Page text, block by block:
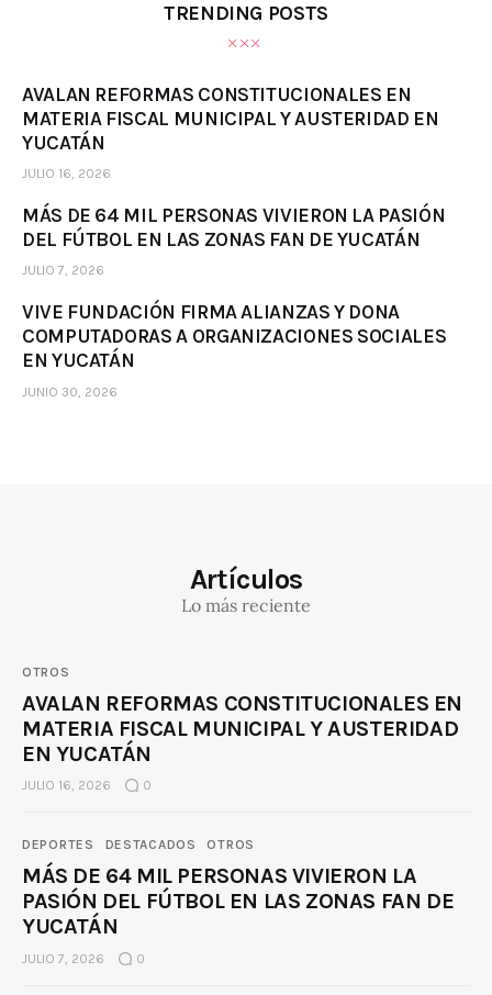
TRENDING POSTS
AVALAN REFORMAS CONSTITUCIONALES EN
MATERIA FISCAL MUNICIPAL Y AUSTERIDAD EN
YUCATÁN
JULIO 16, 2026
MÁS DE 64 MIL PERSONAS VIVIERON LA PASIÓN
DEL FÚTBOL EN LAS ZONAS FAN DE YUCATÁN
JULIO 7, 2026
VIVE FUNDACIÓN FIRMA ALIANZAS Y DONA
COMPUTADORAS A ORGANIZACIONES SOCIALES
EN YUCATÁN
JUNIO 30, 2026
Artículos
Lo más reciente
OTROS
AVALAN REFORMAS CONSTITUCIONALES EN
MATERIA FISCAL MUNICIPAL Y AUSTERIDAD
EN YUCATÁN
JULIO 16, 2026 0
DEPORTES DESTACADOS OTROS
MÁS DE 64 MIL PERSONAS VIVIERON LA
PASIÓN DEL FÚTBOL EN LAS ZONAS FAN DE
YUCATÁN
JULIO 7, 2026 0